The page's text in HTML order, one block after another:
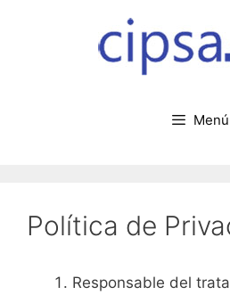
Menú
Política de
Responsable del